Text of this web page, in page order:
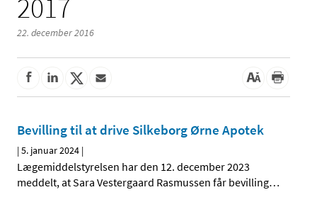
2017
22. december 2016
Bevilling til at drive Silkeborg Ørne Apotek
|5. januar 2024 |
Lægemiddelstyrelsen har den 12. december 2023
meddelt, at Sara Vestergaard Rasmussen får bevilling…